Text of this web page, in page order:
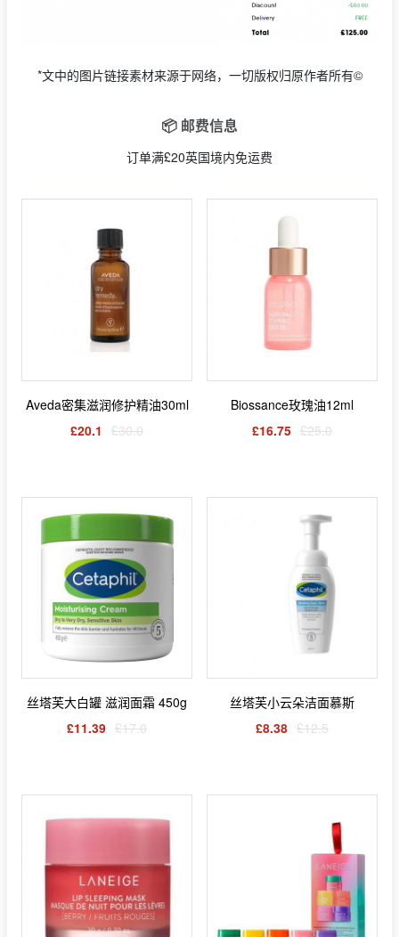
*文中的图片链接素材来源于网络，一切版权归原作者所有©
📦 邮费信息
订单满£20英国境内免运费
Aveda密集滋润修护精油30ml
£20.1 £30.0
Biossance玫瑰油12ml
£16.75 £25.0
丝塔芙大白罐 滋润面霜 450g
£11.39 £17.0
丝塔芙小云朵洁面慕斯
£8.38 £12.5